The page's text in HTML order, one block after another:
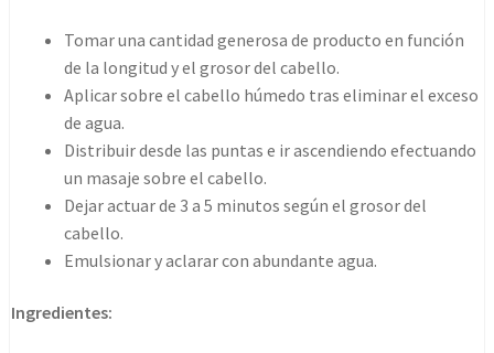
Tomar una cantidad generosa de producto en función
de la longitud y el grosor del cabello.
Aplicar sobre el cabello húmedo tras eliminar el exceso
de agua.
Distribuir desde las puntas e ir ascendiendo efectuando
un masaje sobre el cabello.
Dejar actuar de 3 a 5 minutos según el grosor del
cabello.
Emulsionar y aclarar con abundante agua.
Ingredientes: